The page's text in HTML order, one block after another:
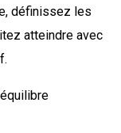
définissez les
atteindre avec